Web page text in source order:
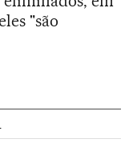
"são